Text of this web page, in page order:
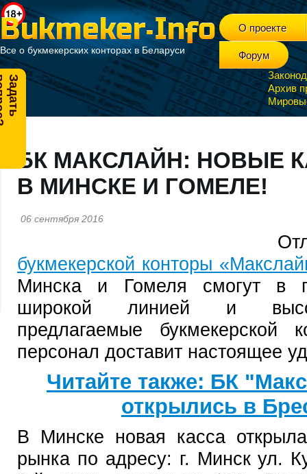
З
а
д
а
т
ь
в
о
п
р
о
с
Все о букмекерских конторах в Беларуси
О проекте
Форум
Архив
БК МАКСЛАЙН: НОВЫЕ
В МИНСКЕ И ГОМЕЛЕ!
06 сентября 2016
букмекерской конторы
Минска и Гомеля смогут в
широкой линией и
предлагаемые букмекерской
персонал доставит настоящее
Читайте также: БК
открылись в
В Минске новая касса
рынка по адресу: г. Минск ул.